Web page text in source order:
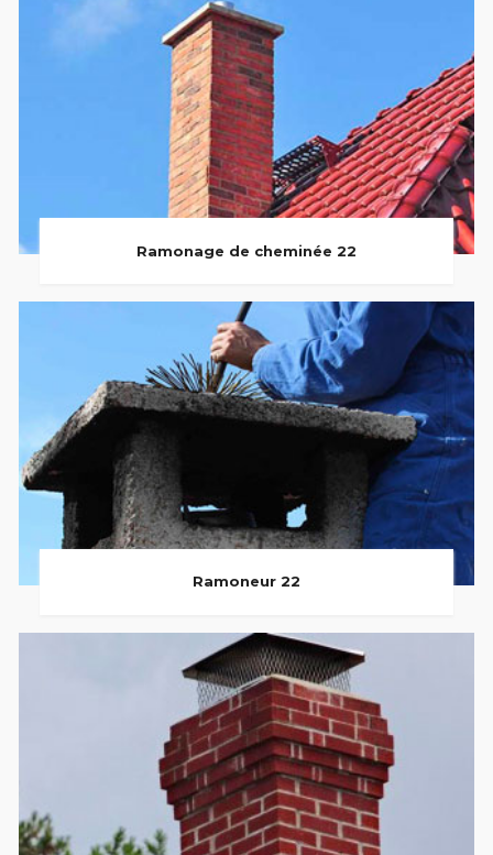
Ramonage de cheminée 22
Ramoneur 22